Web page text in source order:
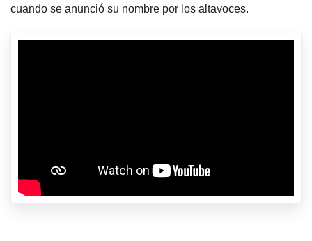
cuando se anunció su nombre por los altavoces.